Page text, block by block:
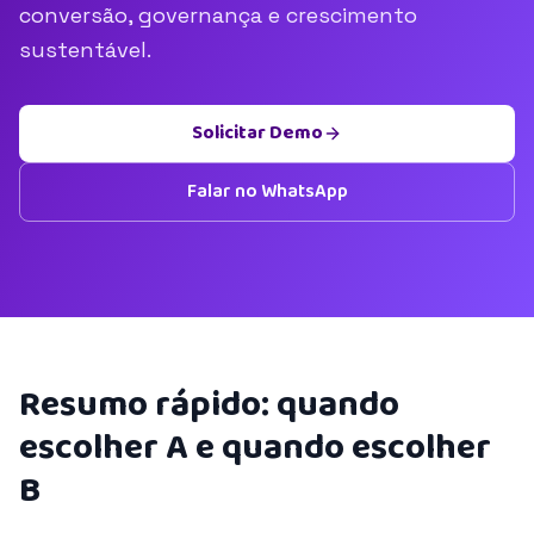
conversão, governança e crescimento
sustentável.
Solicitar Demo
Falar no WhatsApp
Resumo rápido: quando
escolher A e quando escolher
B